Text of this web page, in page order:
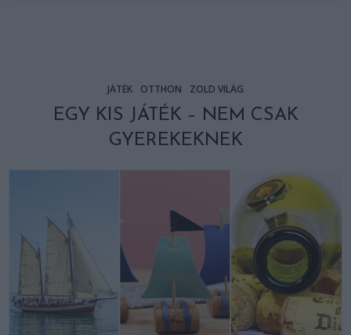
JÁTÉK OTTHON ZÖLD VILÁG
EGY KIS JÁTÉK – NEM CSAK
GYEREKEKNEK